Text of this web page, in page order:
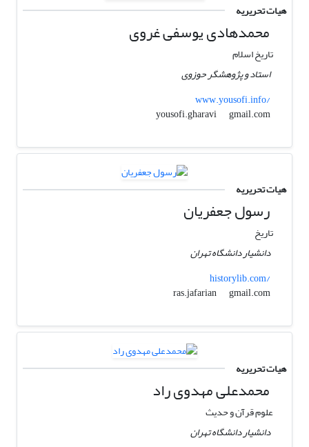
هیات تحریریه
محمدهادی یوسفی غروی
تاریخ اسلام
استاد و پژوهشگر حوزوی
www.yousofi.info/
yousofi.gharavi
gmail.com
هیات تحریریه
رسول جعفریان
تاریخ
دانشیار دانشگاه تهران
historylib.com/
ras.jafarian
gmail.com
هیات تحریریه
محمدعلی مهدوی راد
علوم قرآن و حدیث
دانشیار دانشگاه تهران